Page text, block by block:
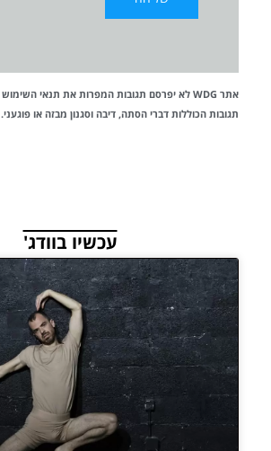
אתר WDG לא יפרסם תגובות המפרות את תנאי השימוש
תגובות הכוללות דברי הסתה, דיבה וסגנון מבזה או פוגעני.
עכשיו בוודג'